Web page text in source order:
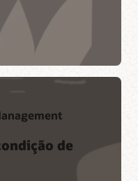
comunidade de
200 mil membros, ele
entre pares e o
atualizações de
de